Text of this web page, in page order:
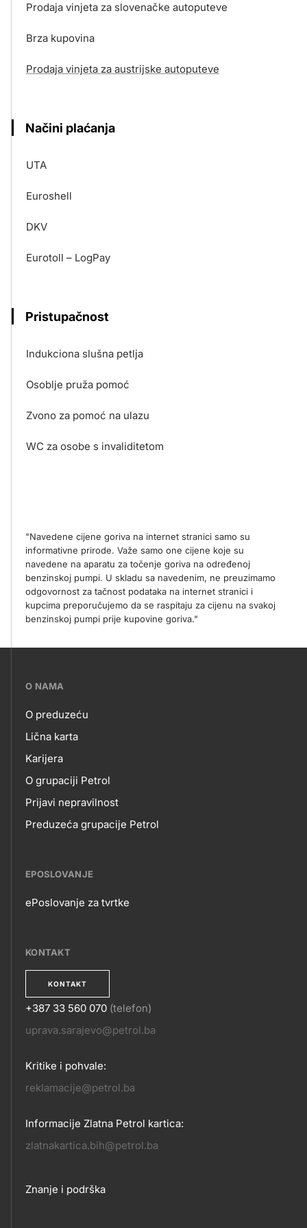
Prodaja vinjeta za slovenačke autoputeve
Brza kupovina
Prodaja vinjeta za austrijske autoputeve
Načini plaćanja
UTA
Euroshell
DKV
Eurotoll – LogPay
Pristupačnost
Indukciona slušna petlja
Osoblje pruža pomoć
Zvono za pomoć na ulazu
WC za osobe s invaliditetom
"Navedene cijene goriva na internet stranici samo su
informativne prirode. Važe samo one cijene koje su
navedene na aparatu za točenje goriva na određenoj
benzinskoj pumpi. U skladu sa navedenim, ne preuzimamo
odgovornost za tačnost podataka na internet stranici i
kupcima preporučujemo da se raspitaju za cijenu na svakoj
benzinskoj pumpi prije kupovine goriva."
???
skupno.footer-
title???
O NAMA
O
NAMA
O preduzeću
Lična karta
Karijera
O grupaciji Petrol
Prijavi nepravilnost
Preduzeća grupacije Petrol
EPOSLOVANJE
ePoslovanje za tvrtke
KONTAKT
KONTAKT
KONTAKT
+387 33 560 070 (telefon)
uprava.sarajevo@petrol.ba
Kritike i pohvale:
reklamacije@petrol.ba
Informacije Zlatna Petrol kartica:
zlatnakartica.bih@petrol.ba
Footer
Znanje i podrška